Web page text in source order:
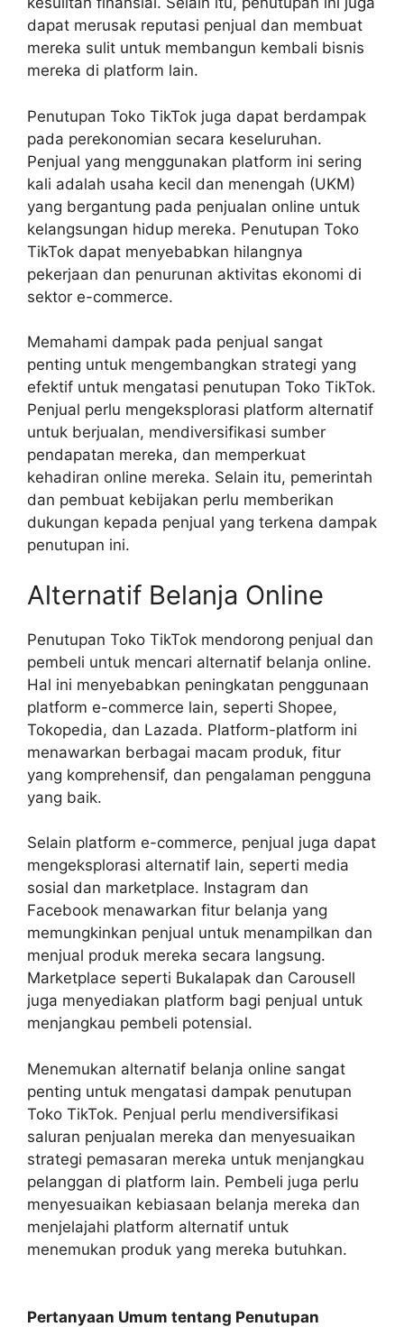
dapat merusak reputasi penjual dan membuat
mereka sulit untuk membangun kembali bisnis
mereka di platform lain.
Penutupan Toko TikTok juga dapat berdampak
pada perekonomian secara keseluruhan.
Penjual yang menggunakan platform ini sering
kali adalah usaha kecil dan menengah (UKM)
yang bergantung pada penjualan online untuk
kelangsungan hidup mereka. Penutupan Toko
TikTok dapat menyebabkan hilangnya
pekerjaan dan penurunan aktivitas ekonomi di
sektor e-commerce.
Memahami dampak pada penjual sangat
penting untuk mengembangkan strategi yang
efektif untuk mengatasi penutupan Toko TikTok.
Penjual perlu mengeksplorasi platform alternatif
untuk berjualan, mendiversifikasi sumber
pendapatan mereka, dan memperkuat
kehadiran online mereka. Selain itu, pemerintah
dan pembuat kebijakan perlu memberikan
dukungan kepada penjual yang terkena dampak
penutupan ini.
Alternatif Belanja Online
Penutupan Toko TikTok mendorong penjual dan
pembeli untuk mencari alternatif belanja online.
Hal ini menyebabkan peningkatan penggunaan
platform e-commerce lain, seperti Shopee,
Tokopedia, dan Lazada. Platform-platform ini
menawarkan berbagai macam produk, fitur
yang komprehensif, dan pengalaman pengguna
yang baik.
Selain platform e-commerce, penjual juga dapat
mengeksplorasi alternatif lain, seperti media
sosial dan marketplace. Instagram dan
Facebook menawarkan fitur belanja yang
memungkinkan penjual untuk menampilkan dan
menjual produk mereka secara langsung.
Marketplace seperti Bukalapak dan Carousell
juga menyediakan platform bagi penjual untuk
menjangkau pembeli potensial.
Menemukan alternatif belanja online sangat
penting untuk mengatasi dampak penutupan
Toko TikTok. Penjual perlu mendiversifikasi
saluran penjualan mereka dan menyesuaikan
strategi pemasaran mereka untuk menjangkau
pelanggan di platform lain. Pembeli juga perlu
menyesuaikan kebiasaan belanja mereka dan
menjelajahi platform alternatif untuk
menemukan produk yang mereka butuhkan.
Pertanyaan Umum tentang Penutupan